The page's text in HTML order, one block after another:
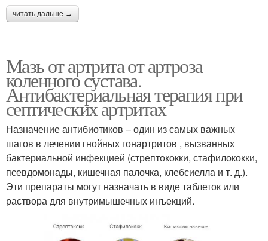
читать дальше →
Мазь от артрита от артроза
коленного сустава.
Антибактериальная терапия при
септических артритах
Назначение антибиотиков – один из самых важных
шагов в лечении гнойных гонартритов , вызванных
бактериальной инфекцией (стрептококки, стафилококки,
псевдомонады, кишечная палочка, клебсиелла и т. д.).
Эти препараты могут назначать в виде таблеток или
раствора для внутримышечных инъекций.